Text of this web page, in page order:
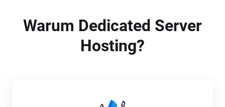
Warum Dedicated Server
Hosting?